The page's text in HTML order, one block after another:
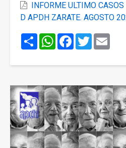
INFORME ULTIMO
D APDH ZARATE. AGOSTO
ShareWhatsApp